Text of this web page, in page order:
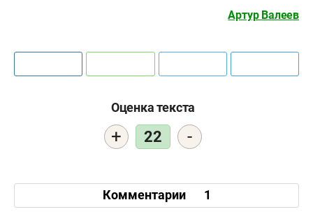
Артур Валеев
Оценка текста
+ 22 -
Комментарии 1